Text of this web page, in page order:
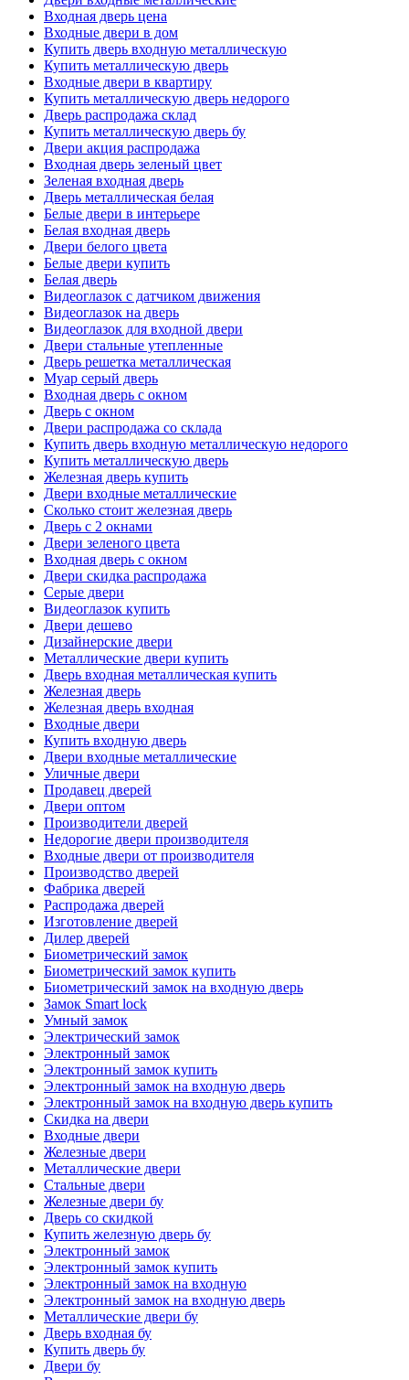
Входная дверь цена
Входные двери в дом
Купить дверь входную металлическую
Купить металлическую дверь
Входные двери в квартиру
Купить металлическую дверь недорого
Дверь распродажа склад
Купить металлическую дверь бу
Двери акция распродажа
Входная дверь зеленый цвет
Зеленая входная дверь
Дверь металлическая белая
Белые двери в интерьере
Белая входная дверь
Двери белого цвета
Белые двери купить
Белая дверь
Видеоглазок с датчиком движения
Видеоглазок на дверь
Видеоглазок для входной двери
Двери стальные утепленные
Дверь решетка металлическая
Муар серый дверь
Входная дверь с окном
Дверь с окном
Двери распродажа со склада
Купить дверь входную металлическую недорого
Купить металлическую дверь
Железная дверь купить
Двери входные металлические
Сколько стоит железная дверь
Дверь с 2 окнами
Двери зеленого цвета
Входная дверь с окном
Двери скидка распродажа
Серые двери
Видеоглазок купить
Двери дешево
Дизайнерские двери
Металлические двери купить
Дверь входная металлическая купить
Железная дверь
Железная дверь входная
Входные двери
Купить входную дверь
Двери входные металлические
Уличные двери
Продавец дверей
Двери оптом
Производители дверей
Недорогие двери производителя
Входные двери от производителя
Производство дверей
Фабрика дверей
Распродажа дверей
Изготовление дверей
Дилер дверей
Биометрический замок
Биометрический замок купить
Биометрический замок на входную дверь
Замок Smart lock
Умный замок
Электрический замок
Электронный замок
Электронный замок купить
Электронный замок на входную дверь
Электронный замок на входную дверь купить
Скидка на двери
Входные двери
Железные двери
Металлические двери
Стальные двери
Железные двери бу
Дверь со скидкой
Купить железную дверь бу
Электронный замок
Электронный замок купить
Электронный замок на входную
Электронный замок на входную дверь
Металлические двери бу
Дверь входная бу
Купить дверь бу
Двери бу